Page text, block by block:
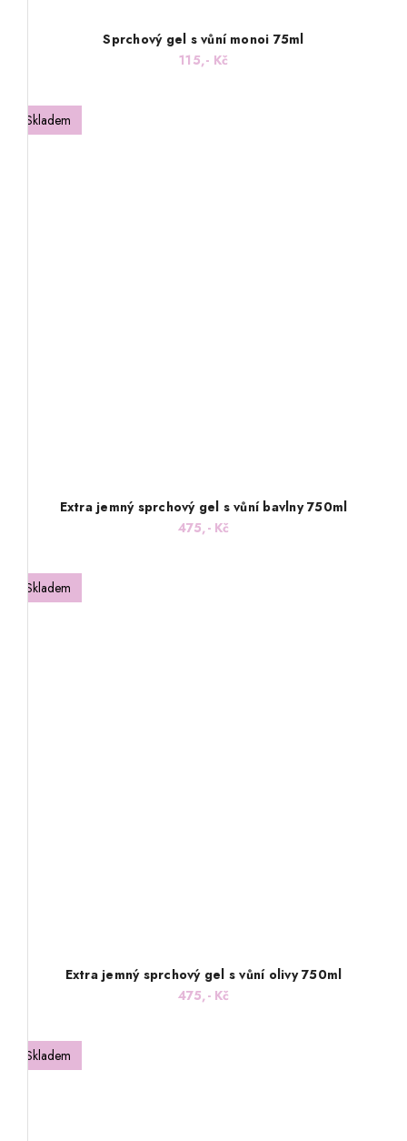
Sprchový gel s vůní monoi 75ml
115,- Kč
Skladem
Extra jemný sprchový gel s vůní bavlny 750ml
475,- Kč
Skladem
Extra jemný sprchový gel s vůní olivy 750ml
475,- Kč
Skladem